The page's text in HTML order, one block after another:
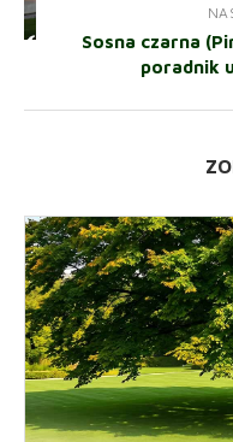
Sosna czarna
poradnik